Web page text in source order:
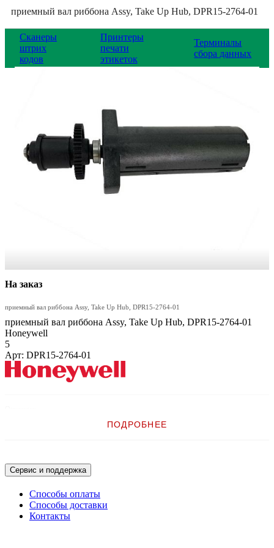
приемный вал риббона Assy, Take Up Hub, DPR15-2764-01
Сканеры
штрих
кодов
Принтеры
печати
этикеток
Терминалы
сбора данных
На заказ
приемный вал риббона Assy, Take Up Hub, DPR15-2764-01
приемный вал риббона Assy, Take Up Hub, DPR15-2764-01
Honeywell
5
Арт: DPR15-2764-01
приемный вал риббона Assy, Take Up Hub
ПОДРОБНЕЕ
Сервис и поддержка
Способы оплаты
Способы доставки
Контакты